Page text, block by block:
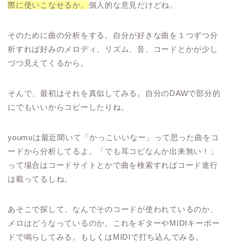
際に使いこなせるか。 個人的な意見だけどね。
そのために曲の分析をする。自分が好きな曲を１つずつ分
析すれば好みのメロディ、リズム、音、コードとかが少し
づつ見えてくるから。
そんで、最初はそれを真似してみる。自分のDAWで部分的
にでもいいからコピーしたりね。
youmuは最近聞いて「かっこいいなー」って思った曲をコ
ードから分析してるよ。「でも耳コピなんか出来無い！」
って場合はコードサイトとかで曲を検索すればコード進行
は載ってるしね。
あそこで探して、なんでそのコードが使われているのか、
メロはどうなっているのか。これをギターやMIDIキーボー
ドで鳴らしてみる。もしくはMIDIで打ち込んでみる。